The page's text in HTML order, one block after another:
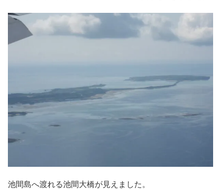
池間島へ渡れる池間大橋が見えました。